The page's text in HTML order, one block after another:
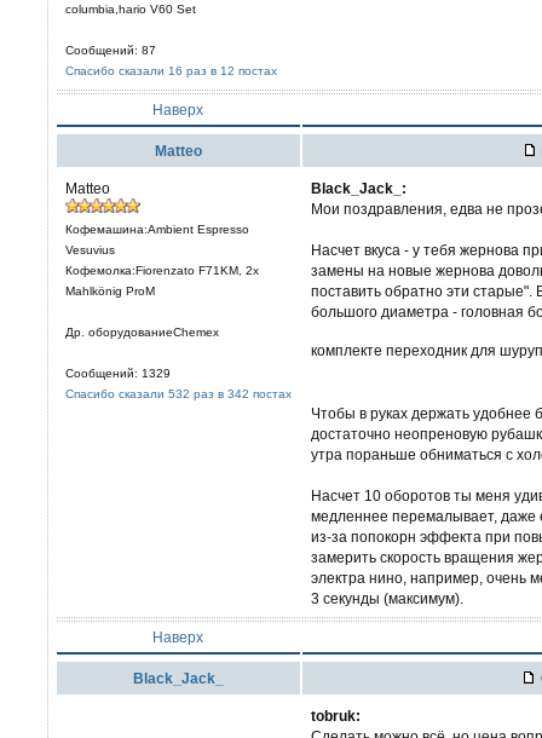
columbia,hario V60 Set
Сообщений: 87
Спасибо сказали 16 раз в 12 постах
Наверх
Matteo
Matteo
Кофемашина:Ambient Espresso
Vesuvius
Кофемолка:Fiorenzato F71KM, 2x
Mahlkönig ProM
Др. оборудованиеChemex
Сообщений: 1329
Спасибо сказали 532 раз в 342 постах
Black_Jack_:
Мои поздравления, едва не
Насчет вкуса - у тебя жернова
замены на новые жернова
поставить обратно эти
большого диаметра - головная
комплекте переходник для
Чтобы в руках держать удобнее
достаточно неопреновую
утра пораньше обниматься с
Насчет 10 оборотов ты меня
медленнее перемалывает, даже
из-за попокорн эффекта при
замерить скорость вращения
электра нино, например, очень
3 секунды (максимум).
Наверх
Black_Jack_
tobruk: